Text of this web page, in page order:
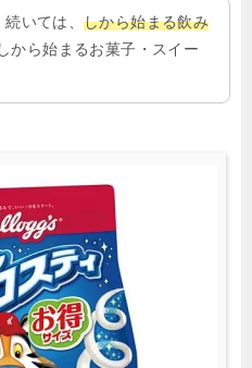
続いては、しから始まる飲み
から始まるお菓子・スイー